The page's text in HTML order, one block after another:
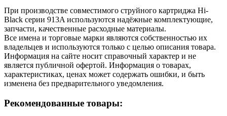
При производстве совместимого струйного картриджа Hi-
Black серии 913A используются надёжные комплектующие,
запчасти, качественные расходные материалы.
Все имена и торговые марки являются собственностью их
владельцев и используются только с целью описания товара.
Информация на сайте носит справочный характер и не
является публичной офертой. Информация о товарах,
характеристиках, ценах может содержать ошибки, и быть
изменена без предварительного уведомления.
Рекомендованные товары: